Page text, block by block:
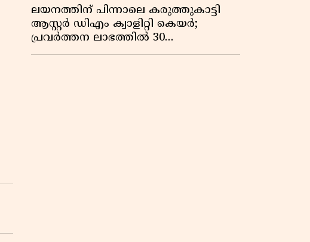
ലയനത്തിന് പിന്നാലെ കരുത്തുകാട്ടി
ആസ്റ്റർ ഡിഎം ക്വാളിറ്റി കെയർ;
പ്രവർത്തന ലാഭത്തിൽ 30
ശതമാനത്തിൻ്റെ വളർച്ച,